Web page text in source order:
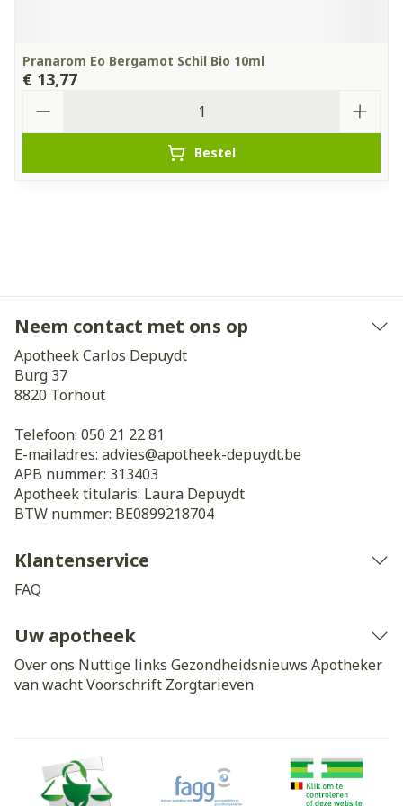
Pranarom Eo Bergamot Schil Bio 10ml
€ 13,77
Bestel
Neem contact met ons op
Apotheek Carlos Depuydt
Burg 37
8820 Torhout
Telefoon: 050 21 22 81
E-mailadres: advies@apotheek-depuydt.be
APB nummer: 313403
Apotheek titularis: Laura Depuydt
BTW nummer: BE0899218704
Klantenservice
FAQ
Uw apotheek
Over ons Nuttige links Gezondheidsnieuws Apotheker
van wachtVoorschrift Zorgtarieven